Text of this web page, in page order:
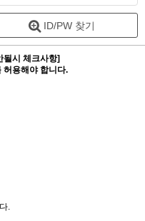
ID/PW 찾기
될시 체크사항]
허용해야 합니다.
.